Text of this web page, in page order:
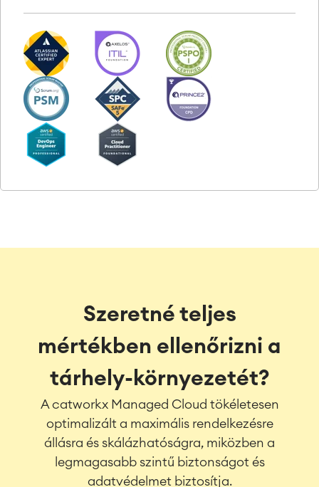
Szeretné teljes
mértékben ellenőrizni a
tárhely-környezetét?
A catworkx Managed Cloud tökéletesen
optimalizált a maximális rendelkezésre
állásra és skálázhatóságra, miközben a
legmagasabb szintű biztonságot és
adatvédelmet biztosítja.